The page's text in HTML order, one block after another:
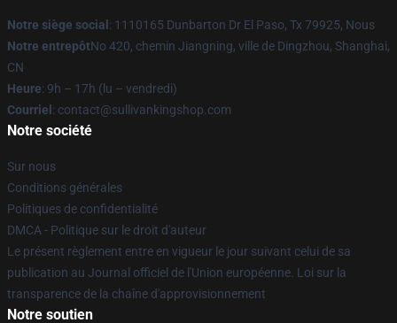
Notre siège social : 1110165 Dunbarton Dr El Paso, Tx 79925, Nous
Notre entrepôtNo 420, chemin Jiangning, ville de Dingzhou, Shanghai,
CN
Heure: 9h – 17h (lu – vendredi)
Courriel : contact@sullivankingshop.com
Notre société
Sur nous
Conditions générales
Politiques de confidentialité
DMCA - Politique sur le droit d'auteur
Le présent règlement entre en vigueur le jour suivant celui de sa
publication au Journal officiel de l'Union européenne. Loi sur la
transparence de la chaîne d'approvisionnement
Notre soutien